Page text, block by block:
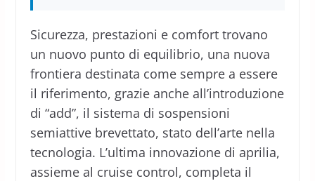
Sicurezza, prestazioni e comfort trovano
un nuovo punto di equilibrio, una nuova
frontiera destinata come sempre a essere
il riferimento, grazie anche all’introduzione
di “add”, il sistema di sospensioni
semiattive brevettato, stato dell’arte nella
tecnologia. L’ultima innovazione di aprilia,
assieme al cruise control, completa il